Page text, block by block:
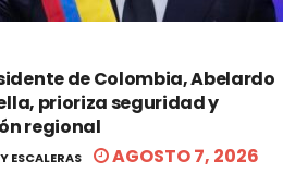
de Colombia, Abelardo
prioriza seguridad y
regional
ESCALERAS AGOSTO 7, 2026